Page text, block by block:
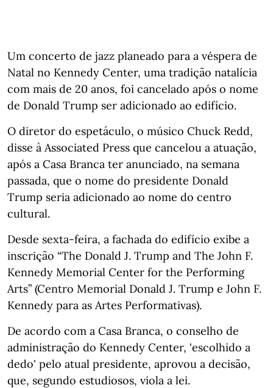
Um concerto de jazz planeado para a véspera de
Natal no Kennedy Center, uma tradição natalícia
com mais de 20 anos, foi cancelado após o nome
de Donald Trump ser adicionado ao edifício.
O diretor do espetáculo, o músico Chuck Redd,
disse à Associated Press que cancelou a atuação,
após a Casa Branca ter anunciado, na semana
passada, que o nome do presidente Donald
Trump seria adicionado ao nome do centro
cultural.
Desde sexta-feira, a fachada do edifício exibe a
inscrição “The Donald J. Trump and The John F.
Kennedy Memorial Center for the Performing
Arts” (Centro Memorial Donald J. Trump e John F.
Kennedy para as Artes Performativas).
De acordo com a Casa Branca, o conselho de
administração do Kennedy Center, 'escolhido a
dedo' pelo atual presidente, aprovou a decisão,
que, segundo estudiosos, viola a lei.